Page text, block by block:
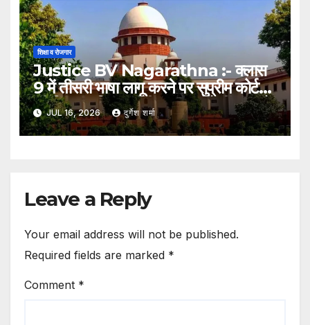
शिक्षा व रोजगार
Justice BV Nagarathna :- क्लास
9 में तीसरी भाषा लागू करने पर सुप्रीम कोर्ट
की चिंता, जस्टिस बीवी नागरत्ना बोलीं- छात्रों
पर बढ़ेगा अनावश्यक दबाव
JUL 16, 2026 दुर्गेश शर्मा
Leave a Reply
Your email address will not be published.
Required fields are marked *
Comment *